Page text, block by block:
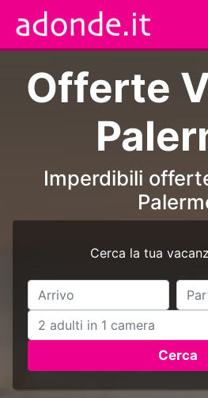
Offerte
Imperdibili
Cerca la tua
Cerca